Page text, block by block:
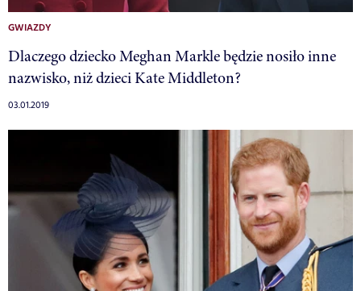
GWIAZDY
Dlaczego dziecko Meghan Markle będzie nosiło inne
nazwisko, niż dzieci Kate Middleton?
03.01.2019